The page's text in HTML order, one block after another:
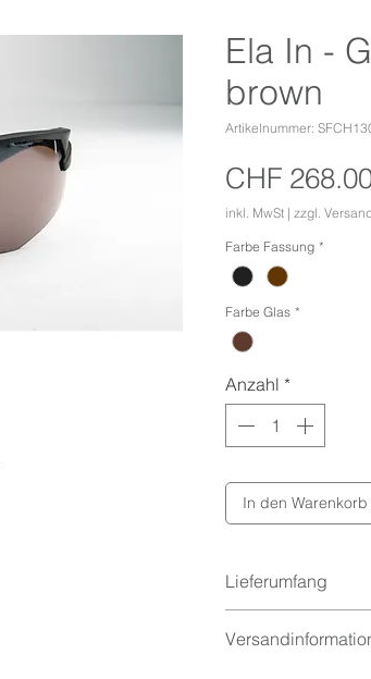
Ela In -
brown
Artikelnummer:
CHF
inkl. MwSt | zzgl.
Farbe Fassung *
Farbe Glas *
Anzahl *
In den Warenkorb
Lieferumfang
Garantiebooklet